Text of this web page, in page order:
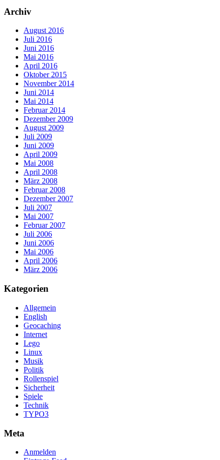
Archiv
August 2016
Juli 2016
Juni 2016
Mai 2016
April 2016
Oktober 2015
November 2014
Juni 2014
Mai 2014
Februar 2014
Dezember 2009
August 2009
Juli 2009
Juni 2009
April 2009
Mai 2008
April 2008
März 2008
Februar 2008
Dezember 2007
Juli 2007
Mai 2007
Februar 2007
Juli 2006
Juni 2006
Mai 2006
April 2006
März 2006
Kategorien
Allgemein
English
Geocaching
Internet
Lego
Linux
Musik
Politik
Rollenspiel
Sicherheit
Spiele
Technik
TYPO3
Meta
Anmelden